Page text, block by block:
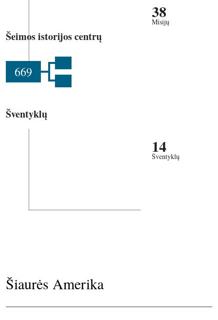
38
Misijų
Šeimos istorijos centrų
669
Šventyklų
14
Šventyklų
Šiaurės Amerika